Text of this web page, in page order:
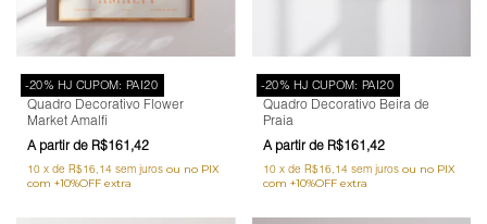
-20% HJ CUPOM: PAI20
Quadro Decorativo Flower
Market Amalfi
R$161,42
10 x de R$16,14 sem juros
-20% HJ CUPOM: PAI20
Quadro Decorativo Beira de
Praia
R$161,42
10 x de R$16,14 sem juros